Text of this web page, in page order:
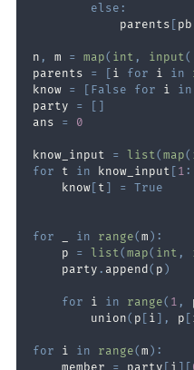
else :
            parents
[ pb
n , m = map( int , input(
parents = [ i for i in
know = [ False for i in
party = [ ]
ans = 0
know_input = list(map(
for t in know_input [ 1 :
    know
[ t ] = True
for in range(m ) :
    p
= list(map( int ,
    party
. append ( p )
for i in range( 1 ,
        union
( p [ i ] , p [
for i in range(m ) :
    member
= party [ i ] [